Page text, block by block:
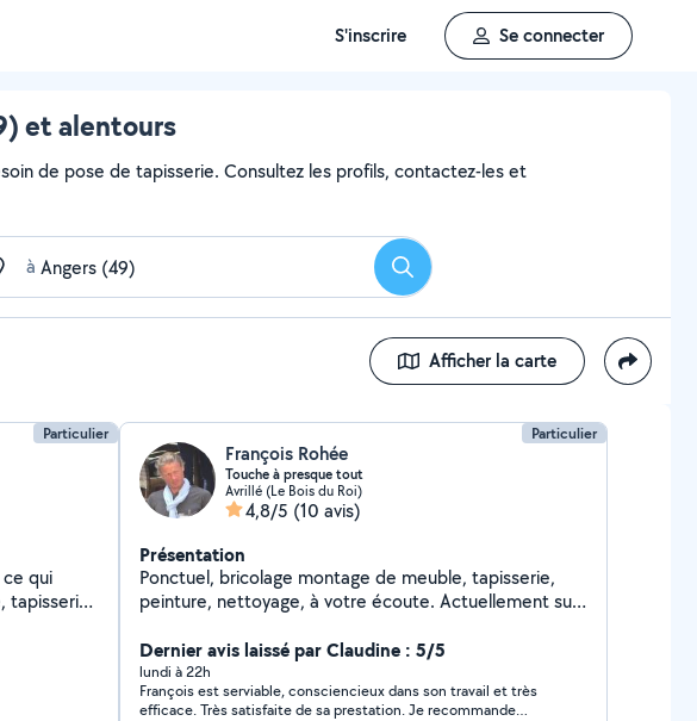
S'inscrire Se connecter
et alentours
de pose de tapisserie. Consultez les profils, contactez-les et
à Rechercher
Afficher la carte
Particulier
qui
tapisserie,
Particulier
François Rohée
Touche à presque tout
Avrillé (Le Bois du Roi)
4,8/5 (10 avis)
Présentation
Ponctuel, bricolage montage de meuble, tapisserie,
peinture, nettoyage, à votre écoute. Actuellement sur
sans prétention. À vous rencontrer et vous aider. Au
plaisir. François.
Dernier avis laissé par Claudine : 5/5
lundi à 22h
François est serviable, consciencieux dans son travail et très
efficace. Très satisfaite de sa prestation. Je recommande